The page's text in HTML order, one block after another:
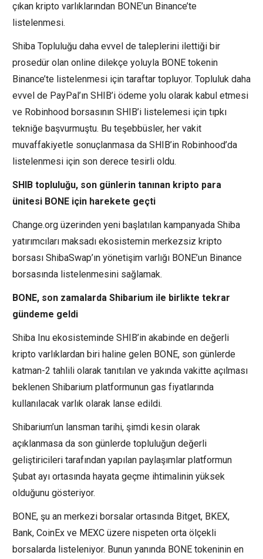
çıkan kripto varlıklarından BONE’un Binance’te
listelenmesi.
Shiba Topluluğu daha evvel de taleplerini ilettiği bir
prosedür olan online dilekçe yoluyla BONE tokenin
Binance’te listelenmesi için taraftar topluyor. Topluluk daha
evvel de PayPal’ın SHIB’i ödeme yolu olarak kabul etmesi
ve Robinhood borsasının SHIB’i listelemesi için tıpkı
tekniğe başvurmuştu. Bu teşebbüsler, her vakit
muvaffakiyetle sonuçlanmasa da SHIB’in Robinhood’da
listelenmesi için son derece tesirli oldu.
SHIB topluluğu, son günlerin tanınan kripto para
ünitesi BONE için harekete geçti
Change.org üzerinden yeni başlatılan kampanyada Shiba
yatırımcıları maksadı ekosistemin merkezsiz kripto
borsası ShibaSwap’ın yönetişim varlığı BONE’un Binance
borsasında listelenmesini sağlamak.
BONE, son zamalarda Shibarium ile birlikte tekrar
gündeme geldi
Shiba Inu ekosisteminde SHIB’in akabinde en değerli
kripto varlıklardan biri haline gelen BONE, son günlerde
katman-2 tahlili olarak tanıtılan ve yakında vakitte açılması
beklenen Shibarium platformunun gas fiyatlarında
kullanılacak varlık olarak lanse edildi.
Shibarium’un lansman tarihi, şimdi kesin olarak
açıklanmasa da son günlerde topluluğun değerli
geliştiricileri tarafından yapılan paylaşımlar platformun
Şubat ayı ortasında hayata geçme ihtimalinin yüksek
olduğunu gösteriyor.
BONE, şu an merkezi borsalar ortasında Bitget, BKEX,
Bank, CoinEx ve MEXC üzere nispeten orta ölçekli
borsalarda listeleniyor. Bunun yanında BONE tokeninin en